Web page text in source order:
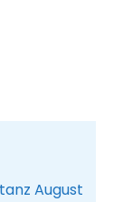
August